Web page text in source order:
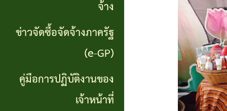
เสี่ยง
ท่อง
เที่ยว
จ้าง
ข่าวจัดซื้อจัดจ้างภาครัฐ
(e-GP)
คู่มือการปฏิบัติงานของ
เจ้าหน้าที่